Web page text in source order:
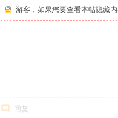
游客，如果您要查看本帖隐藏
回复